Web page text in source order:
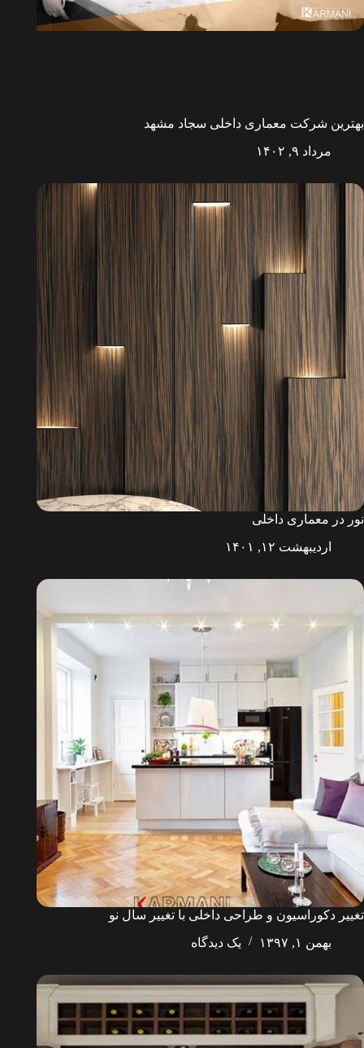
بهترین شرکت معماری داخلی سجاد مشهد
مرداد ۹, ۱۴۰۲
نور در معماری داخلی
اردیبهشت ۱۲, ۱۴۰۱
تغییر دکوراسیون و طراحی داخلی با تغییر سال نو
بهمن ۱, ۱۳۹۷
یک دیدگاه